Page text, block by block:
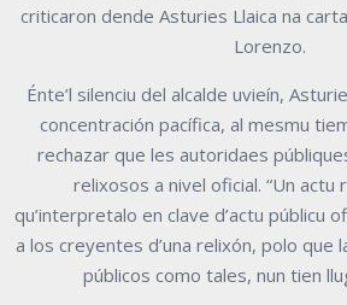
criticaron dende Asturies Llaica na
Lorenzo.
Énte’l silenciu del alcalde uvieín,
concentración pacífica, al mesmu
rechazar que les autoridaes
relixosos a nivel oficial. “Un actu
qu’interpretalo en clave d’actu públicu
a los creyentes d’una relixón, polo que
públicos como tales, nun tien